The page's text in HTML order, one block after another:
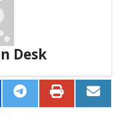
Desk